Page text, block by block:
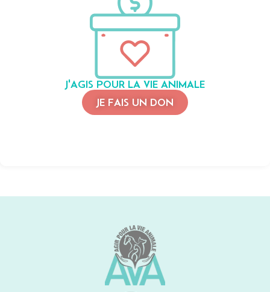
J'AGIS POUR LA VIE ANIMALE
JE FAIS UN DON